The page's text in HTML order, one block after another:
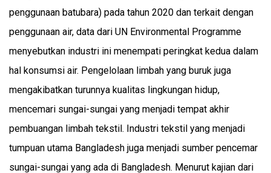
penggunaan batubara) pada tahun 2020 dan terkait dengan
penggunaan air, data dari UN Environmental Programme
menyebutkan industri ini menempati peringkat kedua dalam
hal konsumsi air. Pengelolaan limbah yang buruk juga
mengakibatkan turunnya kualitas lingkungan hidup,
mencemari sungai-sungai yang menjadi tempat akhir
pembuangan limbah tekstil. Industri tekstil yang menjadi
tumpuan utama Bangladesh juga menjadi sumber pencemar
sungai-sungai yang ada di Bangladesh. Menurut kajian dari